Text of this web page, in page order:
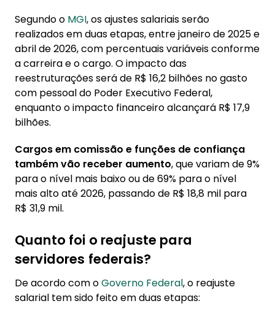
Segundo o MGI, os ajustes salariais serão
realizados em duas etapas, entre janeiro de 2025 e
abril de 2026, com percentuais variáveis conforme
a carreira e o cargo. O impacto das
reestruturações será de R$ 16,2 bilhões no gasto
com pessoal do Poder Executivo Federal,
enquanto o impacto financeiro alcançará R$ 17,9
bilhões.
Cargos em comissão e funções de confiança
também vão receber aumento, que variam de 9%
para o nível mais baixo ou de 69% para o nível
mais alto até 2026, passando de R$ 18,8 mil para
R$ 31,9 mil.
Quanto foi o reajuste para
servidores federais?
De acordo com oGoverno Federal, o reajuste
salarial tem sido feito em duas etapas: